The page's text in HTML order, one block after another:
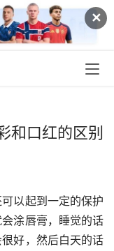
✕
和口红的区别
以起到一定的保护
涂唇膏，睡觉的话
好，然后白天的话